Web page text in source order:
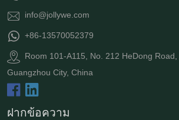
info@jollywe.com
+86-13570052379
Room 101-A115, No. 212 HeDong Road,
Guangzhou City, China
ฝากข้อความ